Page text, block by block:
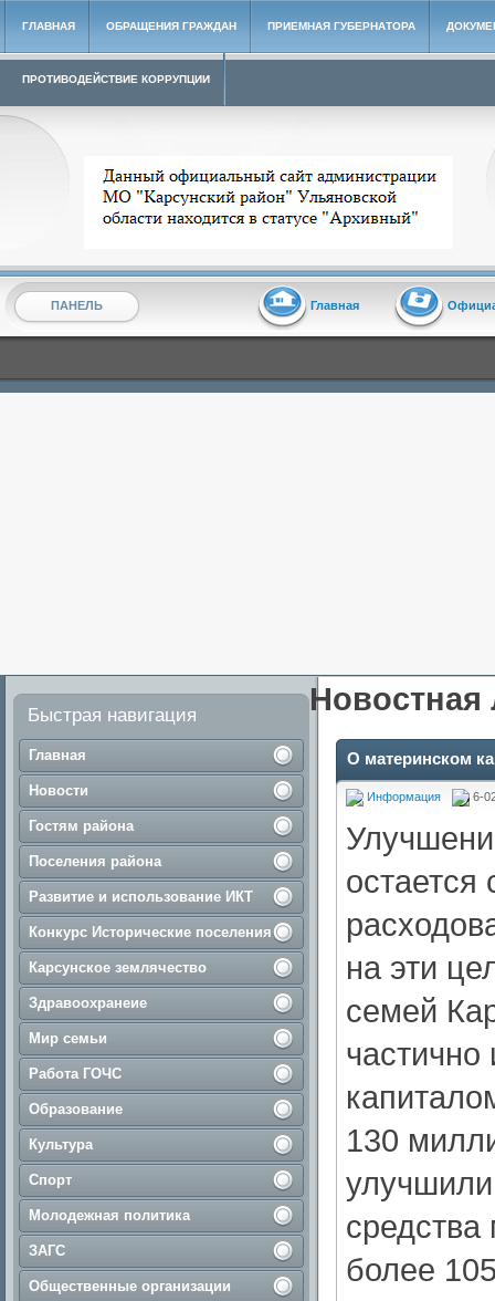
ГЛАВНАЯ ОБРАЩЕНИЯ ГРАЖДАН ПРИЕМНАЯ ГУБЕРНАТОРА
ПРОТИВОДЕЙСТВИЕ КОРРУПЦИИ
Архивный сайт администрации МО "Карсунский район"
ПАНЕЛЬ Главная
Быстрая навигация
Главная
Новости
Гостям района
Поселения района
Развитие и использование ИКТ
Конкурс Исторические поселения
Карсунское землячество
Здравоохранеие
Мир семьи
Работа ГОЧС
Образование
Культура
Спорт
Молодежная политика
ЗАГС
Общественные организации
Новостная
О материнском
Информация 6-
на эти
семей
130
средства
более